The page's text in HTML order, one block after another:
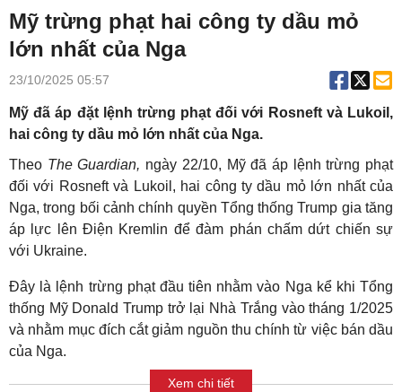
Mỹ trừng phạt hai công ty dầu mỏ
lớn nhất của Nga
23/10/2025 05:57
Mỹ đã áp đặt lệnh trừng phạt đối với Rosneft và Lukoil,
hai công ty dầu mỏ lớn nhất của Nga.
Theo The Guardian, ngày 22/10, Mỹ đã áp lệnh trừng phạt
đối với Rosneft và Lukoil, hai công ty dầu mỏ lớn nhất của
Nga, trong bối cảnh chính quyền Tổng thống Trump gia tăng
áp lực lên Điện Kremlin để đàm phán chấm dứt chiến sự
với Ukraine.
Đây là lệnh trừng phạt đầu tiên nhằm vào Nga kể khi Tổng
thống Mỹ Donald Trump trở lại Nhà Trắng vào tháng 1/2025
và nhằm mục đích cắt giảm nguồn thu chính từ việc bán dầu
của Nga.
Xem chi tiết